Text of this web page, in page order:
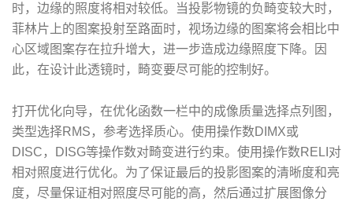
时，边缘的照度将相对较低。当投影物镜的负畸变较大时，
菲林片上的图案投射至路面时，视场边缘的图案将会相比中
心区域图案存在拉升增大，进一步造成边缘照度下降。因
此，在设计此透镜时，畸变要尽可能的控制好。
打开优化向导，在优化函数一栏中的成像质量选择点列图，
类型选择RMS，参考选择质心。使用操作数DIMX或
DISC，DISG等操作数对畸变进行约束。使用操作数RELI对
相对照度进行优化。为了保证最后的投影图案的清晰度和亮
度，尽量保证相对照度尽可能的高，然后通过扩展图像分